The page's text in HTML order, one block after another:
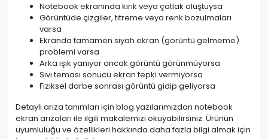
Notebook ekranında kırık veya çatlak oluştuysa
Görüntüde çizgiler, titreme veya renk bozulmaları
varsa
Ekranda tamamen siyah ekran (görüntü gelmeme)
problemi varsa
Arka ışık yanıyor ancak görüntü görünmüyorsa
Sıvı teması sonucu ekran tepki vermiyorsa
Fiziksel darbe sonrası görüntü gidip geliyorsa
Detaylı arıza tanımları için blog yazılarımızdan notebook
ekran arızaları ile ilgili makalemizi okuyabilirsiniz. Ürünün
uyumluluğu ve özellikleri hakkında daha fazla bilgi almak için